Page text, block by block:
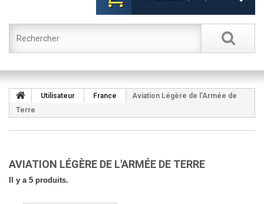
Utilisateur France
Aviation Légère de l'Armée de
Terre
AVIATION LÉGÈRE DE L'ARMÉE DE TERRE
Il y a 5 produits.